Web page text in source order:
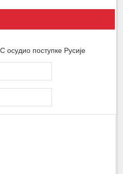
поступке Русије